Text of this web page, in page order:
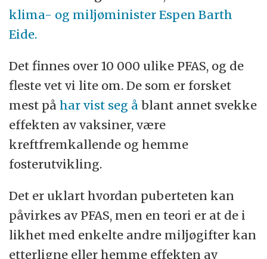
klima- og miljøminister Espen Barth
Eide.
Det finnes over 10 000 ulike PFAS, og de
fleste vet vi lite om. De som er forsket
mest påhar vist seg å blant annet svekke
effekten av vaksiner, være
kreftfremkallende og hemme
fosterutvikling.
Det er uklart hvordan puberteten kan
påvirkes av PFAS, men en teori er at de i
likhet med enkelte andre miljøgifter kan
etterligne eller hemme effekten av